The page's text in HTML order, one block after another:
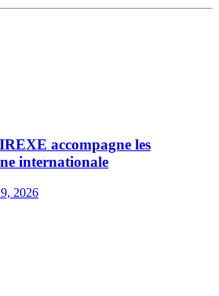
accompagne les
internationale
2026